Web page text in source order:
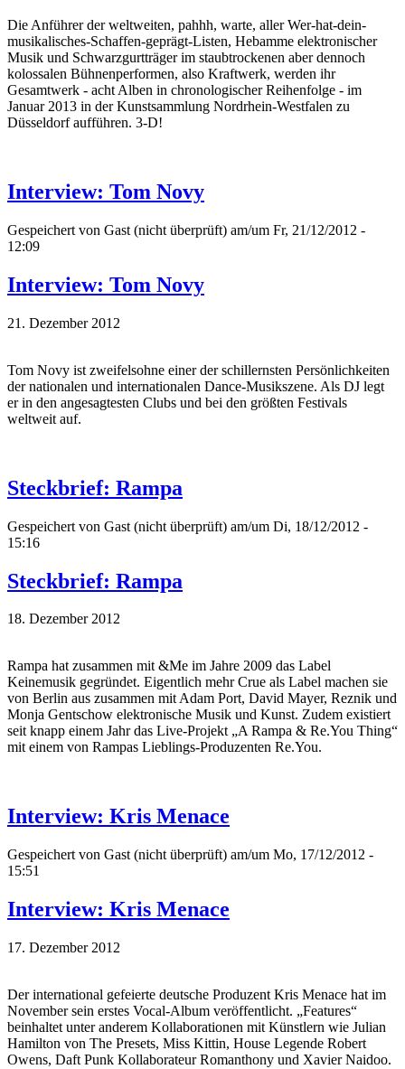
Die Anführer der weltweiten, pahhh, warte, aller Wer-hat-dein-
musikalisches-Schaffen-geprägt-Listen, Hebamme elektronischer
Musik und Schwarzgurtträger im staubtrockenen aber dennoch
kolossalen Bühnenperformen, also Kraftwerk, werden ihr
Gesamtwerk - acht Alben in chronologischer Reihenfolge - im
Januar 2013 in der Kunstsammlung Nordrhein-Westfalen zu
Düsseldorf aufführen. 3-D!
Interview: Tom Novy
Gespeichert von Gast (nicht überprüft) am/um Fr, 21/12/2012 -
12:09
Interview: Tom Novy
21. Dezember 2012
Tom Novy ist zweifelsohne einer der schillernsten Persönlichkeiten
der nationalen und internationalen Dance-Musikszene. Als DJ legt
er in den angesagtesten Clubs und bei den größten Festivals
weltweit auf.
Steckbrief: Rampa
Gespeichert von Gast (nicht überprüft) am/um Di, 18/12/2012 -
15:16
Steckbrief: Rampa
18. Dezember 2012
Rampa hat zusammen mit &Me im Jahre 2009 das Label
Keinemusik gegründet. Eigentlich mehr Crue als Label machen sie
von Berlin aus zusammen mit Adam Port, David Mayer, Reznik und
Monja Gentschow elektronische Musik und Kunst. Zudem existiert
seit knapp einem Jahr das Live-Projekt „A Rampa & Re.You Thing“
mit einem von Rampas Lieblings-Produzenten Re.You.
Interview: Kris Menace
Gespeichert von Gast (nicht überprüft) am/um Mo, 17/12/2012 -
15:51
Interview: Kris Menace
17. Dezember 2012
Der international gefeierte deutsche Produzent Kris Menace hat im
November sein erstes Vocal-Album veröffentlicht. „Features“
beinhaltet unter anderem Kollaborationen mit Künstlern wie Julian
Hamilton von The Presets, Miss Kittin, House Legende Robert
Owens, Daft Punk Kollaborateur Romanthony und Xavier Naidoo.